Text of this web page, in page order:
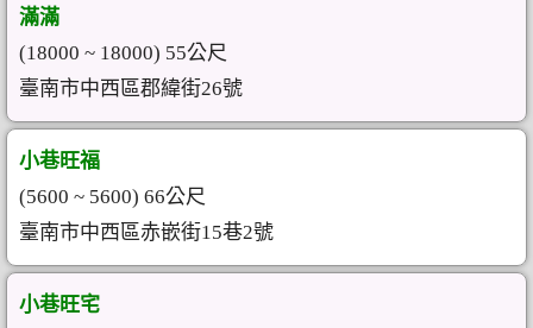
滿滿
(18000 ~ 18000) 55公尺
臺南市中西區郡緯街26號
小巷旺福
(5600 ~ 5600) 66公尺
臺南市中西區赤嵌街15巷2號
小巷旺宅